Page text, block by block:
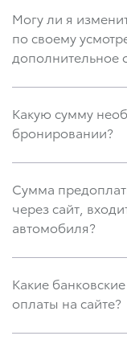
Могу ли я
по своему
дополнительное
Какую сумму
бронировании?
Сумма
через сайт,
автомобиля?
Какие
оплаты на сайте?